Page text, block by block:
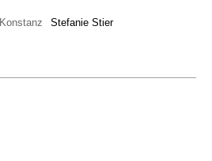
Konstanz Stefanie Stier